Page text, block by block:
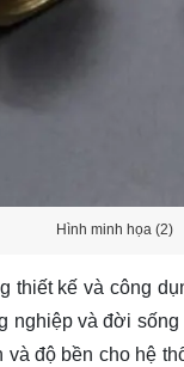
Hình minh họa (2)
thiết kế và công
nghiệp và đời
và độ bền cho hệ